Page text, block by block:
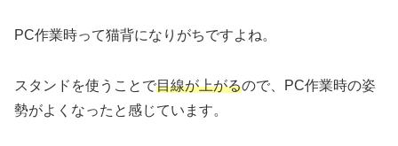
PC作業時って猫背になりがちですよね。
スタンドを使うことで目線が上がるので、PC作業時の姿
勢がよくなったと感じています。